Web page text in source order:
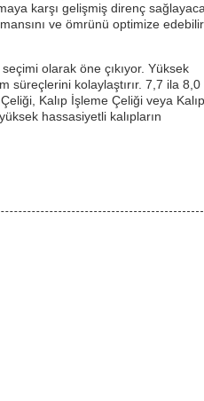
karşı gelişmiş direnç
ve ömrünü optimize
olarak öne çıkıyor. Yüksek
süreçlerini kolaylaştırır. 7,7 ila 8,0
Kalıp İşleme Çeliği veya Kalıp
hassasiyetli kalıpların